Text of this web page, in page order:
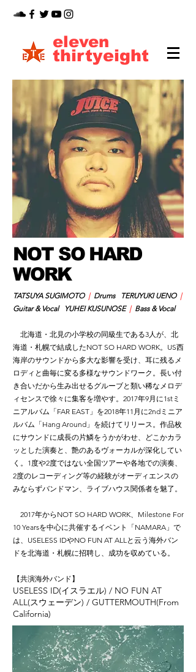
thirtyeight
eleven
NOT SO HARD
WORK
TATSUYA SUGIMOTO |Drums TERUYUKI UENO |
Guitar & Vocal YUHEI KUSUNOSE |Bass & Vocal
北海道・北見の小学校の同級生である3人が、北
海道・札幌で結成したNOT SO HARD WORK。US西
海岸のサウンドから多大な影響を受け、耳に残るメ
ロディと曲毎に変る多様なサウンドワーク。長い付
き合いだから生み出せるグルーブと類い稀なメロデ
ィセンスで徐々に集客を増やす。2017年9月に1stミ
ニアルバム「FAR EAST」を2018年11月に2ndミニア
ルバム「Hang Around」を続けてリリース。作品枚
にサウンドに成長の片鱗をうかがわせ、どこかカラ
ッとした演奏と、艶のあるヴォーカルが深化してい
く。1度や2度ではない全国ツアーや各地での演奏、
2度のレコーディング等の経験がオーディエンスの
みならずバンドマン、ライブハウス関係者を魅了。
2017年からNOT SO HARD WORK、Milestone For
10 Yearsを中心に共催するイベント「NAMARA」で
は、USELESS IDやNO FUN AT ALLと云う海外バン
ドを北海道・札幌に招聘し、成功を収めている。
【共演海外バンド】
USELESS ID(イスラエル) / NO FUN AT
ALL(スウェーデン) / GUTTERMOUTH(From
California)